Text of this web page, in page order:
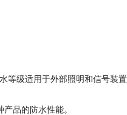
等级适用于外部照明和信号装
品的防水性能。